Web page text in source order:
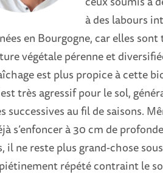
à des labours
en Bourgogne, car elles
végétale pérenne et
est plus propice à cette
très agressif pour le sol,
successives au fil de saisons.
s’enfoncer à 30 cm de
il ne reste plus grand-chose
répété contraint le